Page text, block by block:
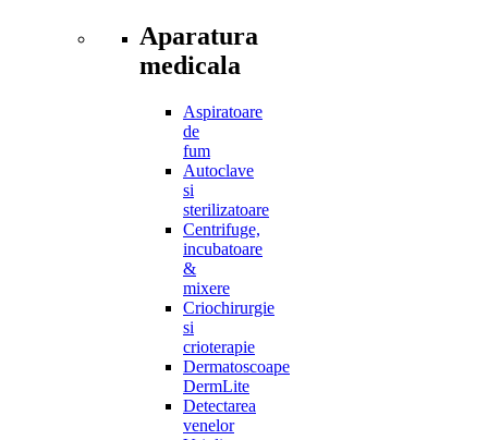
Aparatura
medicala
Aspiratoare
de
fum
Autoclave
si
sterilizatoare
Centrifuge,
incubatoare
&
mixere
Criochirurgie
si
crioterapie
Dermatoscoape
DermLite
Detectarea
venelor